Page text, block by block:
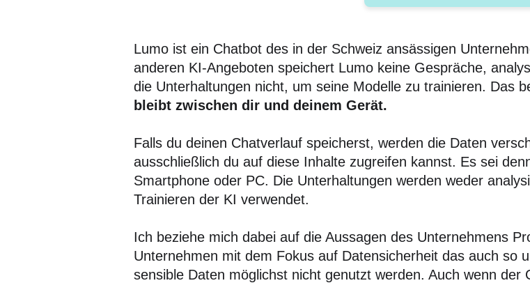
Lumo ist ein Chatbot des in der Schweiz ansässigen
anderen KI-Angeboten speichert Lumo keine Gespräche,
die Unterhaltungen nicht, um seine Modelle zu trainieren. Das
bleibt zwischen dir und deinem Gerät.
Falls du deinen Chatverlauf speicherst, werden die Daten
ausschließlich du auf diese Inhalte zugreifen kannst. Es sei
Smartphone oder PC. Die Unterhaltungen werden weder
Trainieren der KI verwendet.
Ich beziehe mich dabei auf die Aussagen des Unternehmens
Unternehmen mit dem Fokus auf Datensicherheit das auch so
sensible Daten möglichst nicht genutzt werden. Auch wenn der